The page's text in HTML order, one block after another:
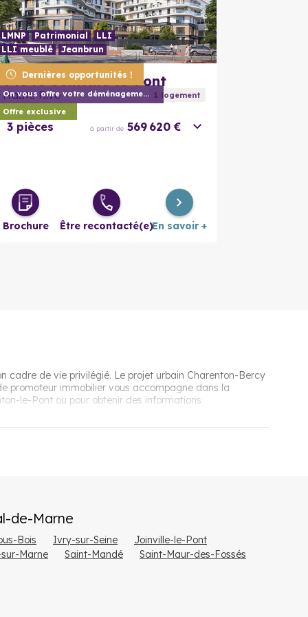
En savoir plus
Dernières opportunités !
On vous offre votre déménagement (1) !
Offre exclusive
LMNP Patrimonial
LLI
LLI meublé
Jeanbrun
94340 Joinville-le-Pont
Haute Rive 1 logement
3 pièces à partir de 569 620 €
Brochure Être recontacté(e)En savoir +
cadre de vie privilégié. Le projet urbain Charenton-Bercy
promoteur immobilier vous accompagne dans la
le-Pont ou pour obtenir des informations
et une garantie décennale sur le gros œuvre. Ces
cœur d'un territoire en pleine mutation urbaine.
de-Marne
Bois Ivry-sur-Seine
Joinville-le-Pont
Marne Saint-Mandé
Saint-Maur-des-Fossés